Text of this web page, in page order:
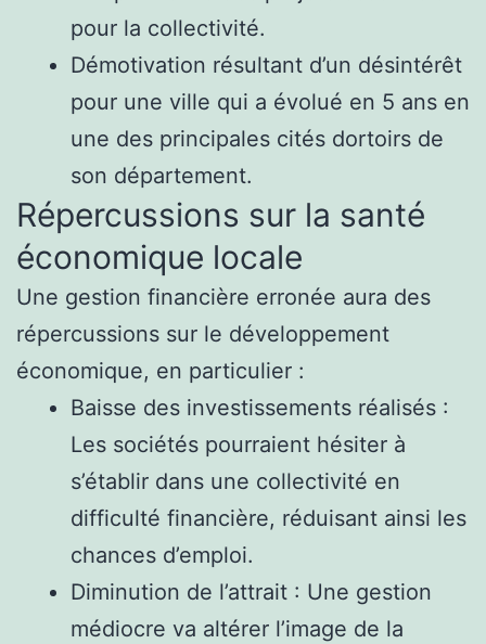
pour la collectivité.
Démotivation résultant d’un désintérêt
pour une ville qui a évolué en 5 ans en
une des principales cités dortoirs de
son département.
Répercussions sur la santé
économique locale
Une gestion financière erronée aura des
répercussions sur le développement
économique, en particulier :
Baisse des investissements réalisés :
Les sociétés pourraient hésiter à
s’établir dans une collectivité en
difficulté financière, réduisant ainsi les
chances d’emploi.
Diminution de l’attrait : Une gestion
médiocre va altérer l’image de la